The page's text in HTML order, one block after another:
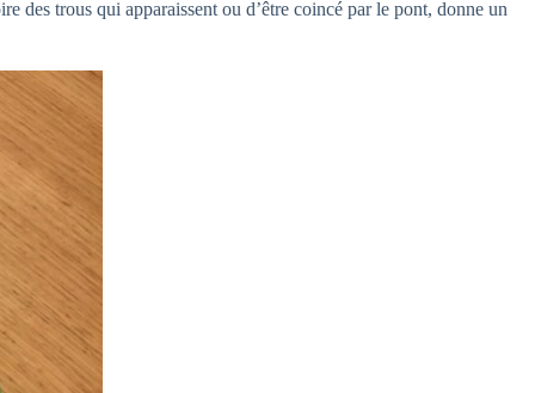
des trous qui apparaissent ou d’être coincé par le pont, donne un